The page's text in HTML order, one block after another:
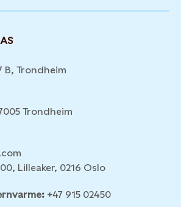
B, Trondheim
Trondheim
Lilleaker, 0216 Oslo
+47 915 02450